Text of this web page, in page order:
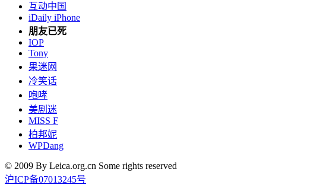
互动中国
iDaily iPhone
朋友已死
IOP
Tony
果迷网
冷笑话
咆哮
美剧迷
MISS F
柏邦妮
WPDang
© 2009 By Leica.org.cn Some rights reserved
沪ICP备07013245号